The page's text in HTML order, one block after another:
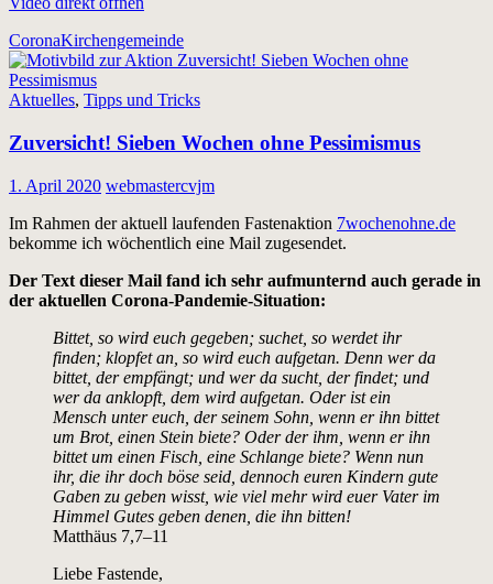
CoronaKirchengemeinde
Aktuelles, Tipps und Tricks
Zuversicht! Sieben Wochen ohne Pessimismus
1. April 2020 webmastercvjm
Im Rahmen der aktuell laufenden Fastenaktion 7wochenohne.de
bekomme ich wöchentlich eine Mail zugesendet.
Der Text dieser Mail fand ich sehr aufmunternd auch gerade in
der aktuellen Corona-Pandemie-Situation:
Bittet, so wird euch gegeben; suchet, so werdet ihr
finden; klopfet an, so wird euch aufgetan. Denn wer da
bittet, der empfängt; und wer da sucht, der findet; und
wer da anklopft, dem wird aufgetan. Oder ist ein
Mensch unter euch, der seinem Sohn, wenn er ihn bittet
um Brot, einen Stein biete? Oder der ihm, wenn er ihn
bittet um einen Fisch, eine Schlange biete? Wenn nun
ihr, die ihr doch böse seid, dennoch euren Kindern gute
Gaben zu geben wisst, wie viel mehr wird euer Vater im
Himmel Gutes geben denen, die ihn bitten!
Matthäus 7,7–11
Liebe Fastende,